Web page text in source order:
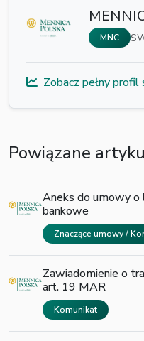
MNC
Zobacz pełny profil
Powiązane
Aneks do umowy o
bankowe
Znaczące umowy /
Zawiadomienie o
art. 19 MAR
Komunikat